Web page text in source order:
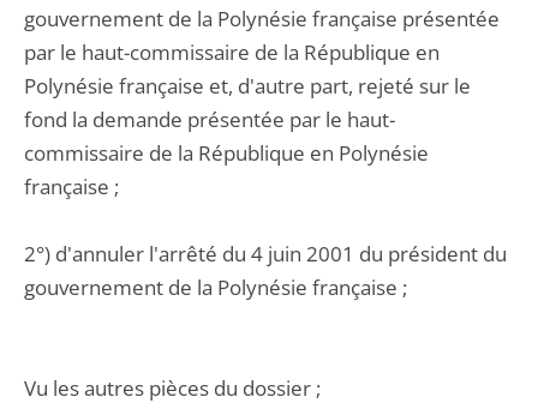
gouvernement de la Polynésie française présentée
par le haut-commissaire de la République en
Polynésie française et, d'autre part, rejeté sur le
fond la demande présentée par le haut-
commissaire de la République en Polynésie
française ;
2°) d'annuler l'arrêté du 4 juin 2001 du président du
gouvernement de la Polynésie française ;
Vu les autres pièces du dossier ;